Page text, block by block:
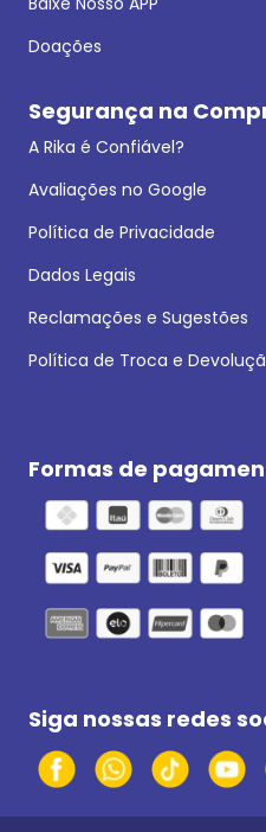
Doações
Segurança na
A Rika é Confiável?
Avaliações no Google
Política de Privacidade
Dados Legais
Reclamações e Sugestões
Política de Troca e
Formas de
Siga nossas redes